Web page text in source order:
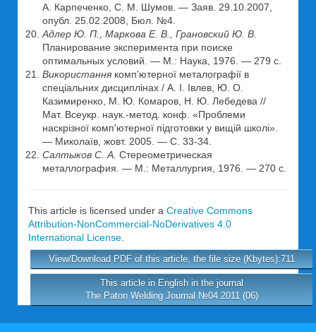
А. Карпеченко, С. М. Шумов. — Заяв. 29.10.2007,
опубл. 25.02.2008, Бюл. №4.
Адлер Ю. П., Маркова Е. В., Грановский Ю. В.
Планирование эксперимента при поиске
оптимальных условий. — М.: Наука, 1976. — 279 с.
Використання комп'ютерної металографії в
спеціальних дисциплінах / А. I. Івлев, Ю. О.
Казимиренко, М. Ю. Комаров, Н. Ю. Лебедева //
Мат. Всеукр. наук.-метод. конф. «Проблеми
наскрізної комп'ютерної підготовки у вищій школі».
— Миколаїв, жовт. 2005. — С. 33-34.
Салтыков С. А. Стереометрическая
металлография. — М.: Металлургия, 1976. — 270 с.
This article is licensed under a Creative Commons
Attribution-NonCommercial-NoDerivatives 4.0
International License
View/Download PDF of this article, the file size (Kbytes):711
This article in English in the journal
The Paton Welding Journal №04 2011 (06)